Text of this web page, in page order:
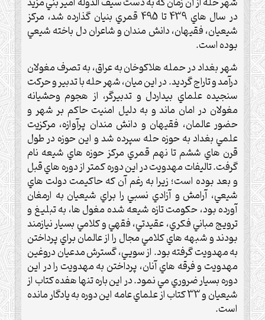
در سال هاي 439 تا 495 قمري بنيان گذارده شد، مركز
شيعيان، فقيهان، دانش مندان و شاعران دل باخته شيعي
بوده است.
شهر بغداد در حمله هلاكوخان به عراق، به تصرف مغولان
درآمد و تاراج گرديد. در اين ميان، شهر حله با تدبير و حركت
سنجيده علماي بيداردل و تدبيرگر، از هجوم وحشيانه
مغولان در امان ماند و به دليل امنيت حاكم بر شهر و
حضور عالمان، فقيهان و دانش مندان پرآوازه، مرکزيت
علمي بغداد به حوزه حله سپرده شد و اين حوزه در طول
قرن هاي ششم تا نهم قمري مركز حوزه هاي شيعه نام
گرفت. تاليفات مهدويت در اين دوره کمتر از دوره هاي قبل
و بعد بوده است؛ زيرا به رغم آن که حاكيمت دولت هاي
شيعي، آرامش و آزادي نسبي را براي شيعيان به ارمغان
آورده بود، حكومت تازه شيعه شده مغول ها، به تبليغ و
ترويج مباني فكري، عقيدتي، فقهي و كلامي بسيار نيازمند
بودند و شبهه هاي کلامي مجال را از عالمان براي پرداختن
به مهدويت گرفته بود. از سويي، گسترش مدعيان دروغين
مهدويت و فرقه هاي آنان، پرداختن به مهدويت را در اين
دوره بسيار ضروري مي نمود. در اين باره تنها هفده كتاب از
شيعيان و 33 كتاب از علماي عامه اين دوره به يادگار مانده
است.